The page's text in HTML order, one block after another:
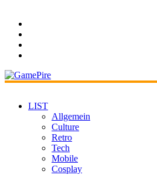
LIST
Allgemein
Culture
Retro
Tech
Mobile
Cosplay